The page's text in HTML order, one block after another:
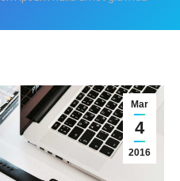
Mar
4
2016